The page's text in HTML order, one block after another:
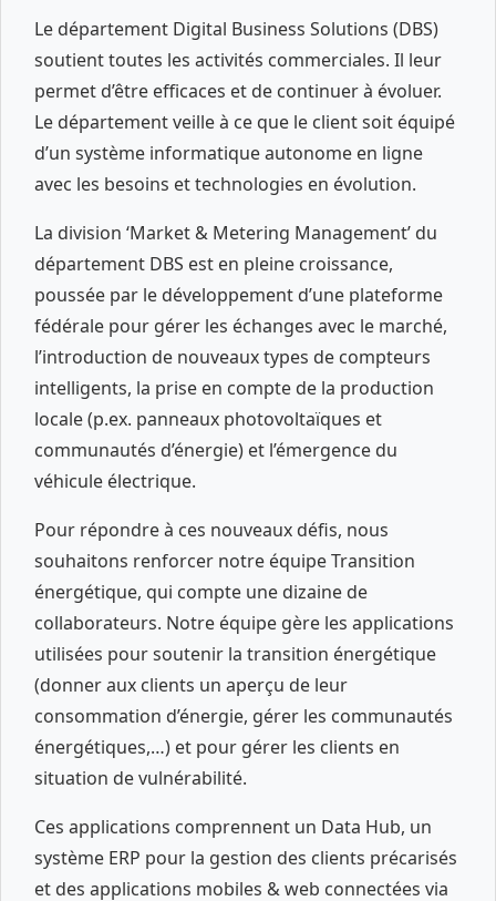
Le département Digital Business Solutions (DBS)
soutient toutes les activités commerciales. Il leur
permet d’être efficaces et de continuer à évoluer.
Le département veille à ce que le client soit équipé
d’un système informatique autonome en ligne
avec les besoins et technologies en évolution.
La division ‘Market & Metering Management’ du
département DBS est en pleine croissance,
poussée par le développement d’une plateforme
fédérale pour gérer les échanges avec le marché,
l’introduction de nouveaux types de compteurs
intelligents, la prise en compte de la production
locale (p.ex. panneaux photovoltaïques et
communautés d’énergie) et l’émergence du
véhicule électrique.
Pour répondre à ces nouveaux défis, nous
souhaitons renforcer notre équipe Transition
énergétique, qui compte une dizaine de
collaborateurs. Notre équipe gère les applications
utilisées pour soutenir la transition énergétique
(donner aux clients un aperçu de leur
consommation d’énergie, gérer les communautés
énergétiques,…) et pour gérer les clients en
situation de vulnérabilité.
Ces applications comprennent un Data Hub, un
système ERP pour la gestion des clients précarisés
et des applications mobiles & web connectées via